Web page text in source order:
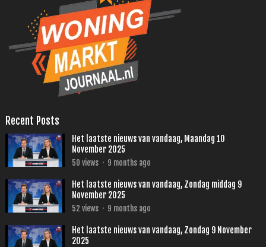
Recent Posts
Het laatste nieuws van vandaag, Maandag 10
November 2025
50 views · 9 months ago
Het laatste nieuws van vandaag, Zondag middag 9
November 2025
52 views · 9 months ago
Het laatste nieuws van vandaag, Zondag 9 November
2025